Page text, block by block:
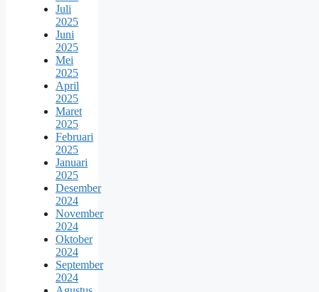
Juli
2025
Juni
2025
Mei
2025
April
2025
Maret
2025
Februari
2025
Januari
2025
Desember
2024
November
2024
Oktober
2024
September
2024